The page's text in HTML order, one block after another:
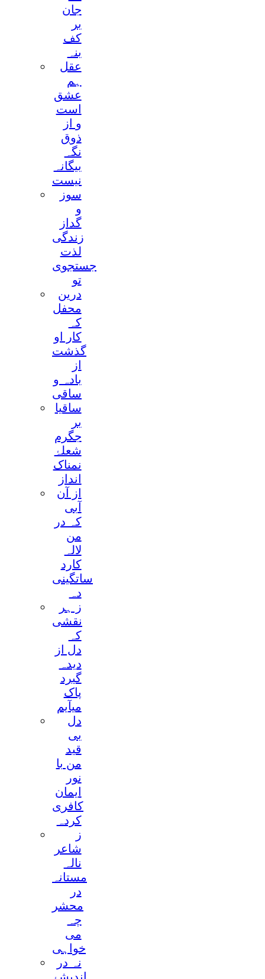
جان
بر
کف
بنہ
عقل
ہم
عشق
است
و از
ذوق
نگہ
بیگانہ
نیست
سوز
و
گداز
زندگی
لذت
جستجوی
تو
درین
محفل
کہ
کار او
گذشت
از
بادہ و
ساقی
ساقیا
بر
جگرم
شعلۂ
نمناک
انداز
از آن
آبی
کہ در
من
لالہ
کارد
ساتگینی
دہ
ز ہر
نقشی
کہ
دل از
دیدہ
گیرد
پاک
میآیم
دل
بی
قید
من با
نور
ایمان
کافری
کردہ
ز
شاعر
نالہ
مستانہ
در
محشر
چہ
می
خواہی
نہ در